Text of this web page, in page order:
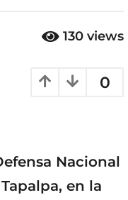
130 views
0
Nacional
en la